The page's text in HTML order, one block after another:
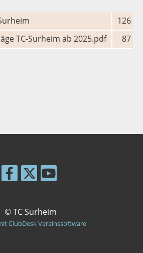
126 KB
TC-Surheim ab 2025.pdf
87 KB
© TC Surheim
ClubDesk Vereinssoftware